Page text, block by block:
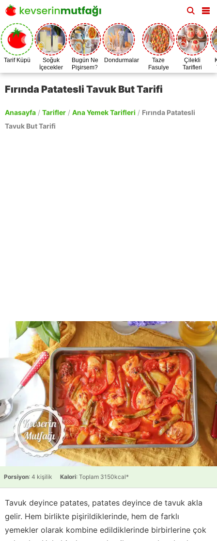
Tarif Küpü
Soğuk
İçecekler
Bugün Ne
Pişirsem?
Dondurmalar
Taze
Fasulye
Zamanı
Çilekli
Tarifleri
Fırında Patatesli Tavuk But Tarifi
Anasayfa / Tarifler / Ana Yemek Tarifleri / Fırında Patatesli
Tavuk But Tarifi
Porsiyon: 4 kişilik Kalori: Toplam 3150kcal*
Tavuk deyince patates, patates deyince de tavuk akla
gelir. Hem birlikte pişirildiklerinde, hem de farklı
yemekler olarak kombine edildiklerinde birbirlerine çok